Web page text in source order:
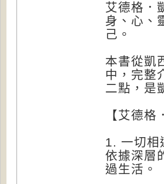
艾德格．
身、心、
己。
本書從凱
中，完整
二點，是
【艾德
1. 一切相
依據深層
過生活。